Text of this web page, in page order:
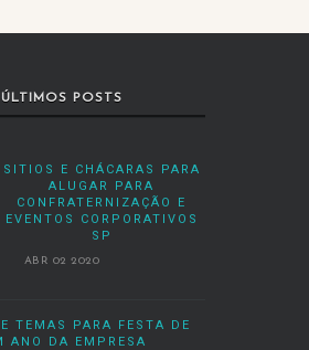
ÚLTIMOS POSTS
SITIOS E CHÁCARAS PARA
ALUGAR PARA
CONFRATERNIZAÇÃO E
EVENTOS CORPORATIVOS
SP
ABR 02 2020
TEMAS PARA FESTA DE
ANO DA EMPRESA